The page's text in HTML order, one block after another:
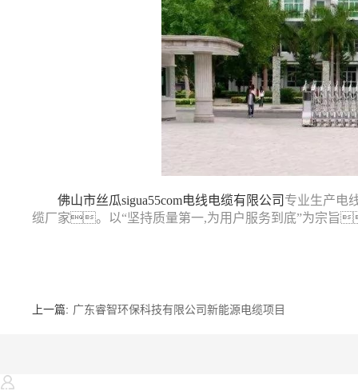
佛山市丝瓜sigua55com电线电缆有限公司 专业生产电
缆厂家。以“坚持质量第一,为用户服务到底”为宗旨
上一篇: 广东睿智环保科技有限公司新能源电缆项目